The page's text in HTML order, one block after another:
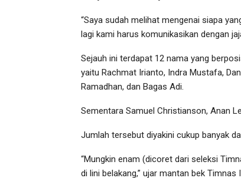
“Saya sudah melihat mengenai siapa
lagi kami harus komunikasikan dengan
Sejauh ini terdapat 12 nama yang
yaitu Rachmat Irianto, Indra Mustafa,
Ramadhan, dan Bagas Adi.
Sementara Samuel Christianson, Anan
Jumlah tersebut diyakini cukup banyak
“Mungkin enam (dicoret dari seleksi
di lini belakang,” ujar mantan bek Timnas